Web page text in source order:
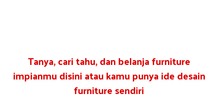
Tanya, cari tahu, dan belanja furniture
impianmu disini atau kamu punya ide desain
furniture sendiri